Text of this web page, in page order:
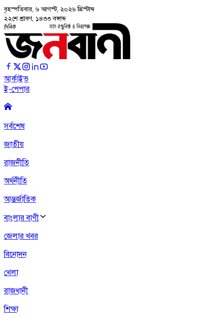
বৃহস্পতিবার, ৬ আগস্ট, ২০২৬ খ্রিস্টাব্দ
২২শে শ্রাবণ, ১৪৩৩ বঙ্গাব্দ
আর্কাইভ
ই-পেপার
সর্বশেষ
জাতীয়
রাজনীতি
অর্থনীতি
আন্তর্জাতিক
বাংলার বাণী
জেলার খবর
বিনোদন
খেলা
রাজধানী
শিক্ষা